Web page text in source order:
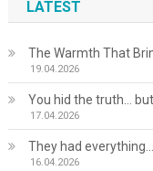
LATEST
The Warmth That
19.04.2026
You hid the truth…
17.04.2026
They had
16.04.2026